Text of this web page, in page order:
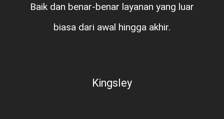
Baik dan benar-benar layanan yang luar
biasa dari awal hingga akhir.
Kingsley